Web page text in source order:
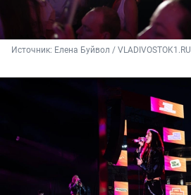
Источник: Елена Буйвол / VLADIVOSTOK1.RU